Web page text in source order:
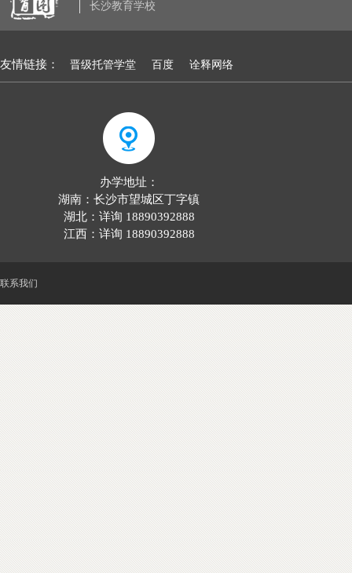
长沙教育学校
友情链接： 晋级托管学堂 百度 诠释网络
办学地址：
湖南：长沙市望城区丁字镇
湖北：详询 18890392888
江西：详询 18890392888
联系我们